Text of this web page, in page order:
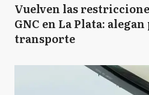
Vuelven las
GNC en La Plata:
transporte